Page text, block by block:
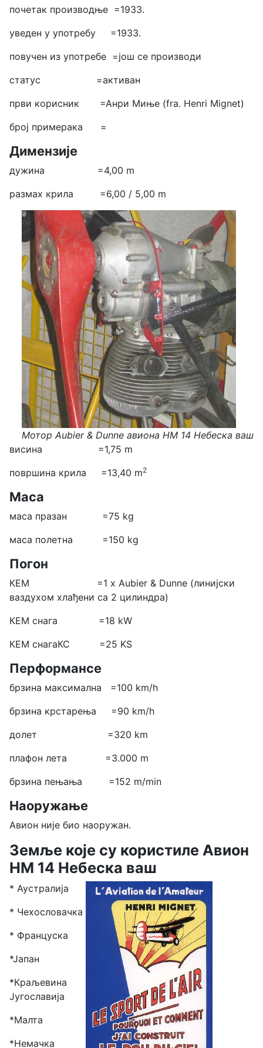
почетак производње =1933.
уведен у употребу =1933.
повучен из употребе =још се производи
статус =активан
први корисник =Анри Миње (fra. Henri Mignet)
број примерака =
Димензије
дужина =4,00 m
размах крила =6,00 / 5,00 m
Мотор Aubier & Dunne авиона HM 14 Небеска ваш
висина =1,75 m
површина крила =13,40 m2
Маса
маса празан =75 kg
маса полетна =150 kg
Погон
КЕМ =1 x Aubier & Dunne (линијски
ваздухом хлађени са 2 цилиндра)
КЕМ снага =18 kW
КЕМ снагаКС =25 KS
Перформансе
брзина максимална =100 km/h
брзина крстарења =90 km/h
долет =320 km
плафон лета =3.000 m
брзина пењања =152 m/min
Наоружање
Авион није био наоружан.
Земље које су користиле Авион
HM 14 Небеска ваш
* Аустралија
* Чехословачка
* Француска
*Јапан
*Краљевина
Југославија
*Малта
*Немачка